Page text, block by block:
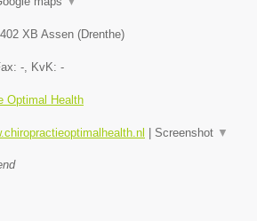
XB Assen (Drenthe)
- , KvK: -
Optimal Health
Screenshot ▼